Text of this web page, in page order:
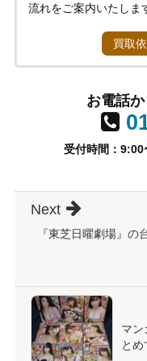
流れをご案内いたしま
買取
お電話
受付時間：
『東芝日曜劇場』の
Next
マン
とめ